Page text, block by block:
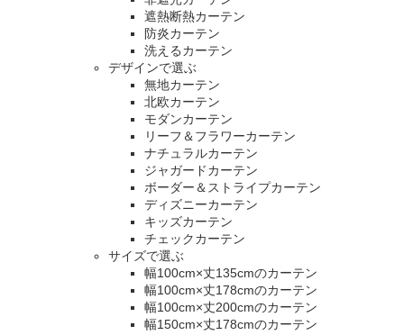
遮熱断熱カーテン
防炎カーテン
洗えるカーテン
デザインで選ぶ
無地カーテン
北欧カーテン
モダンカーテン
リーフ＆フラワーカーテン
ナチュラルカーテン
ジャガードカーテン
ボーダー＆ストライプカーテン
ディズニーカーテン
キッズカーテン
チェックカーテン
サイズで選ぶ
幅100cm×丈135cmのカーテン
幅100cm×丈178cmのカーテン
幅100cm×丈200cmのカーテン
幅150cm×丈178cmのカーテン